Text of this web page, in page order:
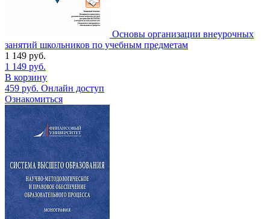
Основы организации внеурочных
занятий школьников по учебным предметам
1 149 руб.
1 149 руб.
В корзину
459 руб. Онлайн доступ
Ознакомиться